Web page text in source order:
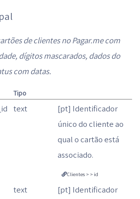
de clientes no Pagar.me com
dígitos mascarados, dados do
com datas.
Tipo
text
[pt] Identificador
único do cliente ao
qual o cartão está
associado.
Clientes > > id
text
[pt] Identificador